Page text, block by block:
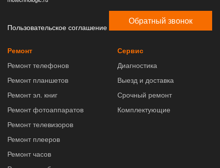
Пользовательское соглашение
Обратный звонок
Ремонт
Ремонт телефонов
Ремонт планшетов
Ремонт эл. книг
Ремонт фотоаппаратов
Ремонт телевизоров
Ремонт плееров
Ремонт часов
Сервис
Диагностика
Выезд и доставка
Срочный ремонт
Комплектующие